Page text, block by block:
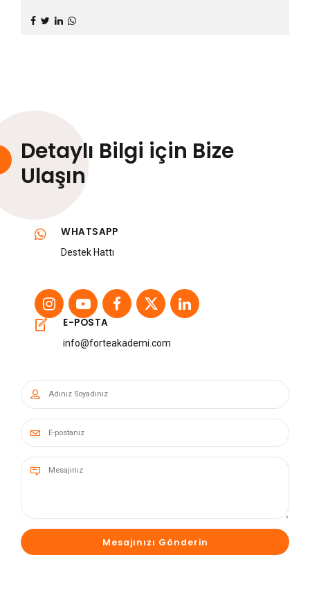
Detaylı Bilgi için Bize
Ulaşın
WHATSAPP
Destek Hattı
E-POSTA
info@forteakademi.com